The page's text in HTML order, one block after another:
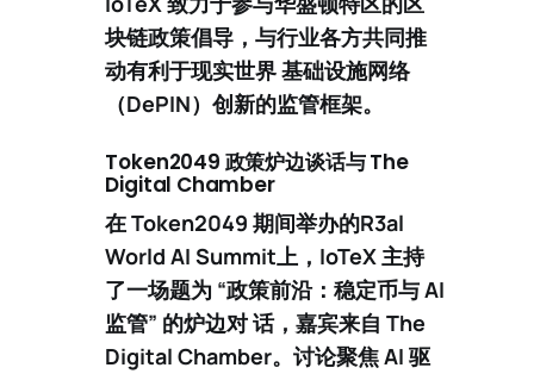
块链政策倡导，与行业各方共同推
动有利于现实世界 基础设施网络
（DePIN）创新的监管框架。
Token2049 政策炉边谈话与 The
Digital Chamber
在 Token2049 期间举办的R3al
World AI Summit上，IoTeX 主持
了一场题为 “政策前沿：稳定币与 AI
监管” 的炉边对 话，嘉宾来自The
Digital Chamber。讨论聚焦 AI 驱